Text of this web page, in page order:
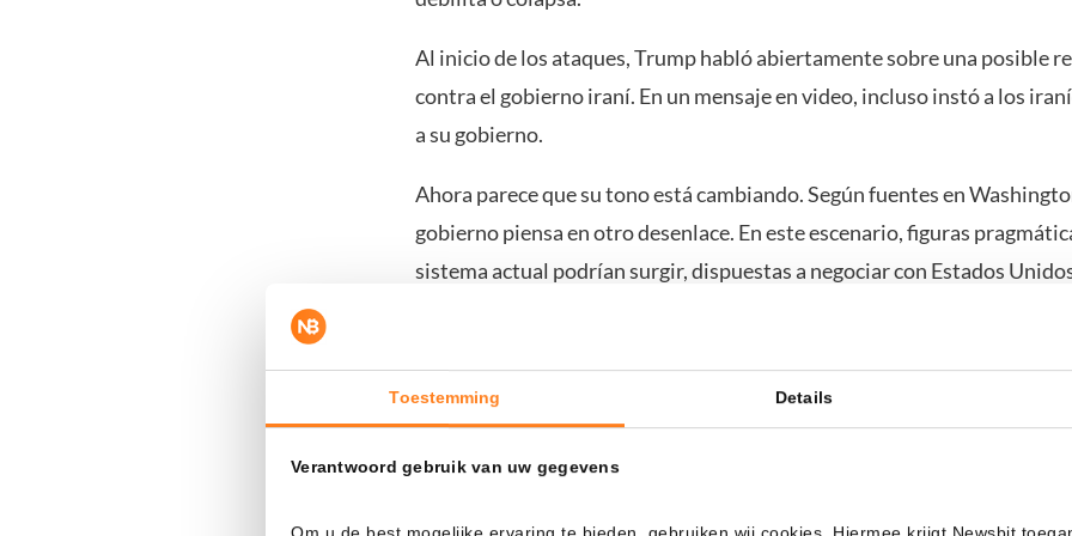
Toestemming Details
Verantwoord gebruik van uw gegevens
Al inicio de los ataques, Trump habló abiertamente sobre una posible
contra el gobierno iraní. En un mensaje en video, incluso instó a los
a su gobierno.
Ahora parece que su tono está cambiando. Según fuentes en
gobierno piensa en otro desenlace. En este escenario, figuras
sistema actual podrían surgir, dispuestas a negociar con Estados
Es notable cómo los mercados financieros reaccionan rápidamente a
posible oferta de negociación por parte de Irán, elsentimientocambió